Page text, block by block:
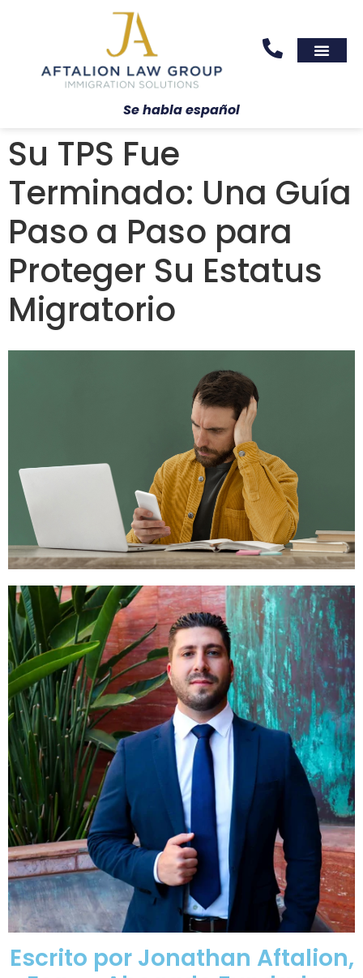
Se habla español
Su TPS Fue
Terminado: Una Guía
Paso a Paso para
Proteger Su Estatus
Migratorio
Escrito por Jonathan Aftalion,